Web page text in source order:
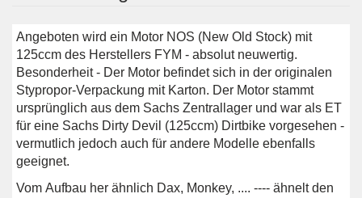
Angeboten wird ein Motor NOS (New Old Stock) mit
125ccm des Herstellers FYM - absolut neuwertig.
Besonderheit - Der Motor befindet sich in der originalen
Stypropor-Verpackung mit Karton. Der Motor stammt
ursprünglich aus dem Sachs Zentrallager und war als ET
für eine Sachs Dirty Devil (125ccm) Dirtbike vorgesehen -
vermutlich jedoch auch für andere Modelle ebenfalls
geeignet.
Vom Aufbau her ähnlich Dax, Monkey, .... ---- ähnelt den